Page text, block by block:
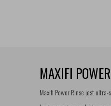
MAXIFI
Maxifi Power Rinse jest